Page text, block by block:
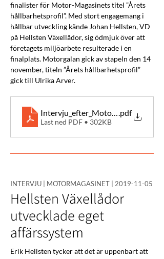
finalister för Motor-Magasinets titel ”Årets
hållbarhetsprofil”. Med stort engagemang i
hållbar utveckling kände Johan Hellsten, VD
på Hellsten Växellådor, sig ödmjuk över att
företagets miljöarbete resulterade i en
finalplats. Motorgalan gick av stapeln den 14
november, titeln ”Årets hållbarhetsprofil”
gick till Ulrika Arver.
.pdf
Last ned PDF • 302KB
INTERVJU | MOTORMAGASINET | 2019-11-05
Hellsten Växellådor
utvecklade eget
affärssystem
Erik Hellsten tycker att det är uppenbart att